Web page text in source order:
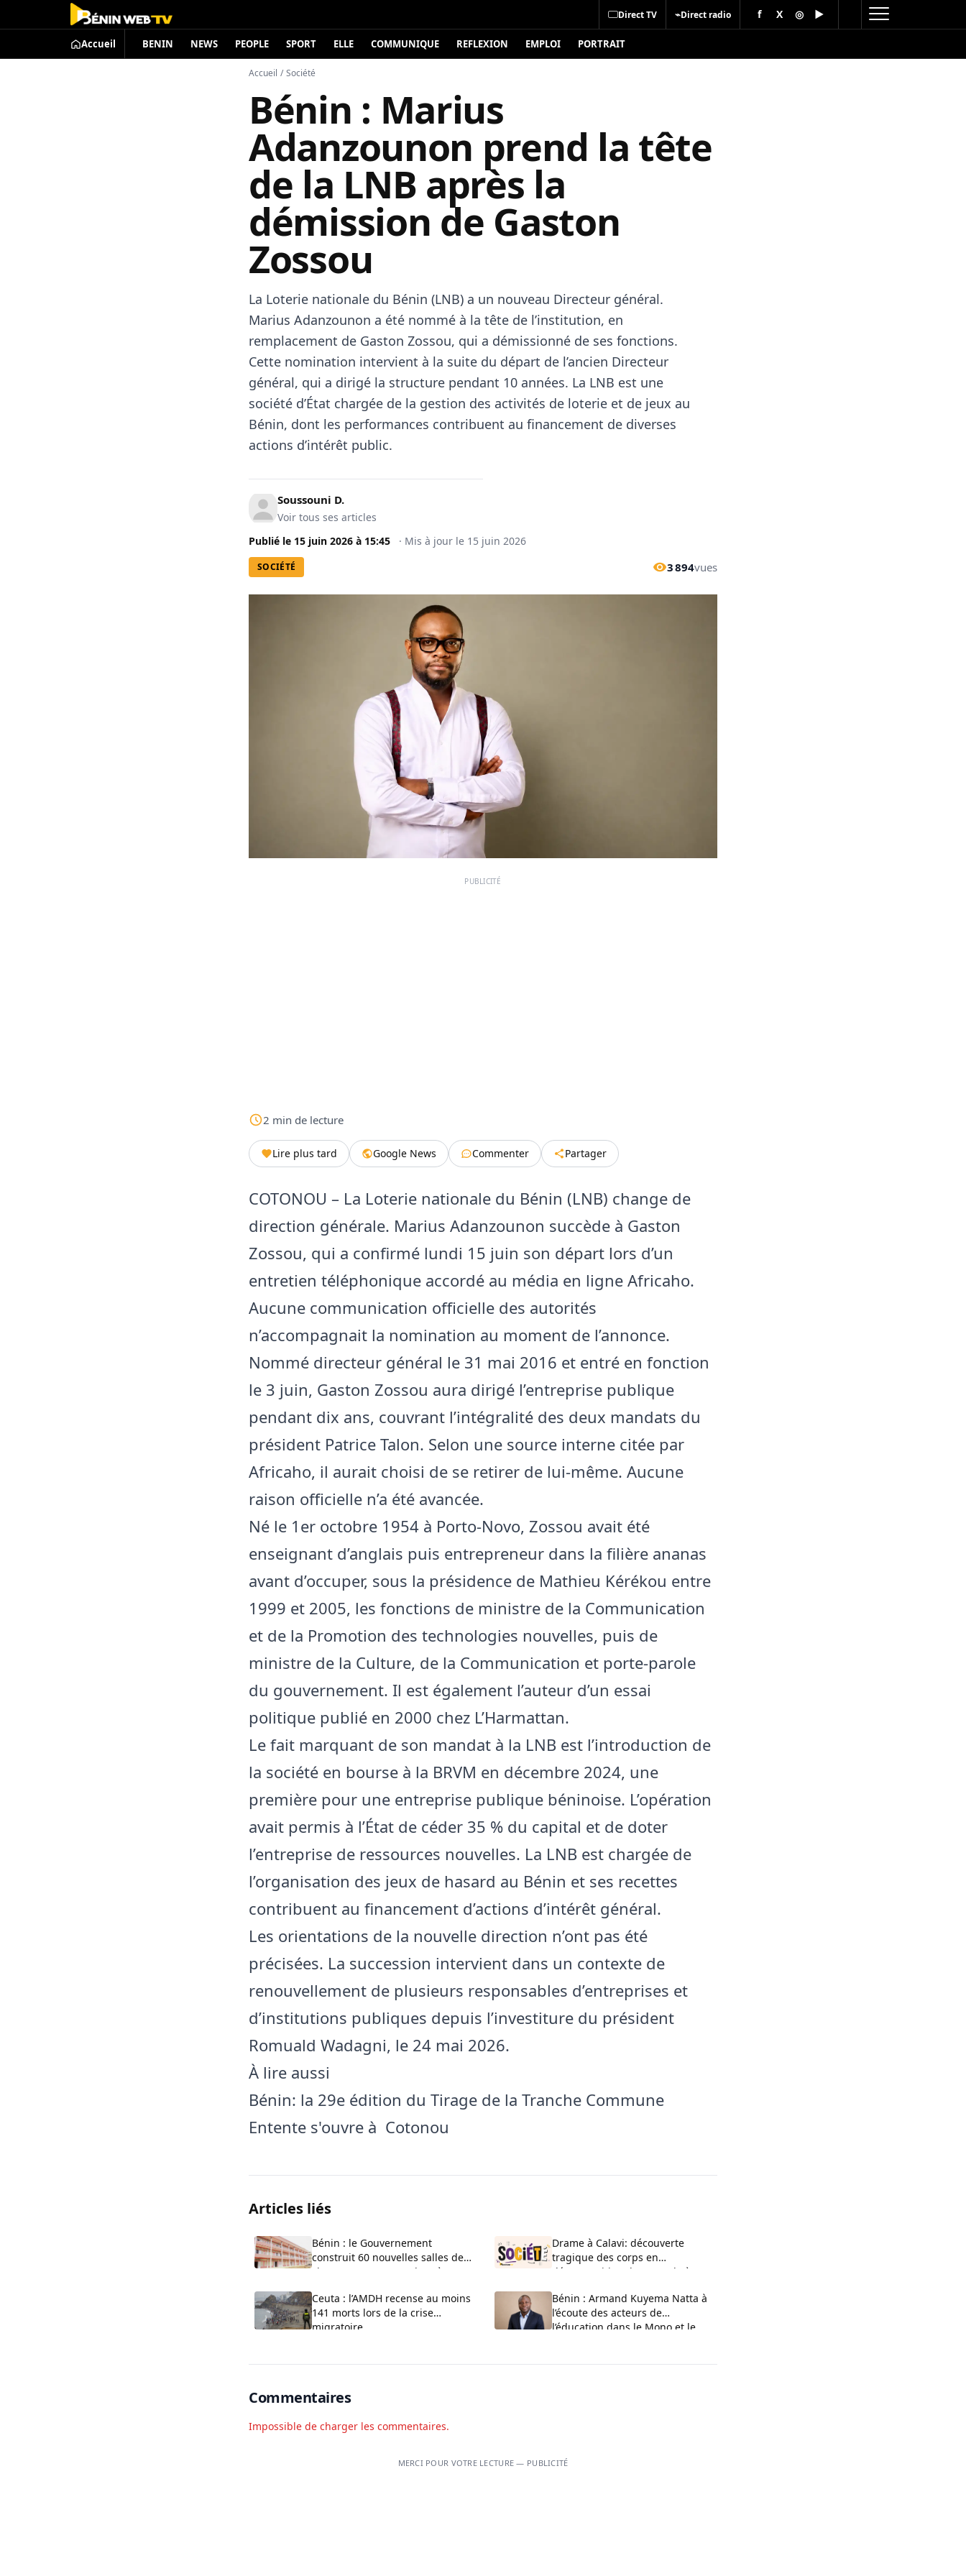
Direct TV ⌁Direct radio f X ◎ ▶
Accueil BENIN NEWS PEOPLE SPORT ELLE COMMUNIQUE REFLEXION EMPLOI PORTRAIT
Accueil / Société
Bénin : Marius
Adanzounon prend la tête
de la LNB après la
démission de Gaston
Zossou
La Loterie nationale du Bénin (LNB) a un nouveau Directeur général.
Marius Adanzounon a été nommé à la tête de l’institution, en
remplacement de Gaston Zossou, qui a démissionné de ses fonctions.
Cette nomination intervient à la suite du départ de l’ancien Directeur
général, qui a dirigé la structure pendant 10 années. La LNB est une
société d’État chargée de la gestion des activités de loterie et de jeux au
Bénin, dont les performances contribuent au financement de diverses
actions d’intérêt public.
Soussouni D.
Voir tous ses articles
Publié le 15 juin 2026 à 15:45 · Mis à jour le 15 juin 2026
SOCIÉTÉ 3 894vues
PUBLICITÉ
2 min de lecture
Lire plus tard Google News Commenter Partager
COTONOU – La Loterie nationale du Bénin (LNB) change de
direction générale. Marius Adanzounon succède à Gaston
Zossou, qui a confirmé lundi 15 juin son départ lors d’un
entretien téléphonique accordé au média en ligne Africaho.
Aucune communication officielle des autorités
n’accompagnait la nomination au moment de l’annonce.
Nommé directeur général le 31 mai 2016 et entré en fonction
le 3 juin, Gaston Zossou aura dirigé l’entreprise publique
pendant dix ans, couvrant l’intégralité des deux mandats du
président Patrice Talon. Selon une source interne citée par
Africaho, il aurait choisi de se retirer de lui-même. Aucune
raison officielle n’a été avancée.
Né le 1er octobre 1954 à Porto-Novo, Zossou avait été
enseignant d’anglais puis entrepreneur dans la filière ananas
avant d’occuper, sous la présidence de Mathieu Kérékou entre
1999 et 2005, les fonctions de ministre de la Communication
et de la Promotion des technologies nouvelles, puis de
ministre de la Culture, de la Communication et porte-parole
du gouvernement. Il est également l’auteur d’un essai
politique publié en 2000 chez L’Harmattan.
Le fait marquant de son mandat à la LNB est l’introduction de
la société en bourse à la BRVM en décembre 2024, une
première pour une entreprise publique béninoise. L’opération
avait permis à l’État de céder 35 % du capital et de doter
l’entreprise de ressources nouvelles. La LNB est chargée de
l’organisation des jeux de hasard au Bénin et ses recettes
contribuent au financement d’actions d’intérêt général.
Les orientations de la nouvelle direction n’ont pas été
précisées. La succession intervient dans un contexte de
renouvellement de plusieurs responsables d’entreprises et
d’institutions publiques depuis l’investiture du président
Romuald Wadagni, le 24 mai 2026.
À lire aussi
Bénin: la 29e édition du Tirage de la Tranche Commune
Entente s'ouvre à Cotonou
Articles liés
Bénin : le Gouvernement
construit 60 nouvelles salles de
classe au CEG La Verdure à
Drame à Calavi: découverte
tragique des corps en
décomposition d’un couple à
Ceuta : l’AMDH recense au moins
141 morts lors de la crise
migratoire
Bénin : Armand Kuyema Natta à
l’écoute des acteurs de
l’éducation dans le Mono et le
Commentaires
Impossible de charger les commentaires.
MERCI POUR VOTRE LECTURE — PUBLICITÉ